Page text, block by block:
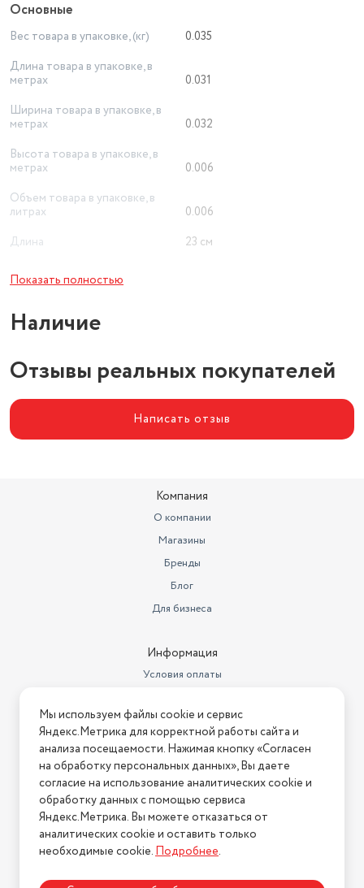
Основные
Вес товара в упаковке, (кг)
0.035
Длина товара в упаковке, в
метрах
0.031
Ширина товара в упаковке, в
метрах
0.032
Высота товара в упаковке, в
метрах
0.006
Объем товара в упаковке, в
литрах
0.006
Длина
23 см
Ширина
Показать полностью
Наличие
Отзывы реальных покупателей
Написать отзыв
Компания
О компании
Магазины
Бренды
Блог
Для бизнеса
Информация
Условия оплаты
Условия возврата
Нашли ошибку на сайте? Напишите нам
2026 © Интернет-магазин "АстМаркет". У нас есть всё!
Политика конфиденциальности
Мы используем файлы cookie и сервис
Яндекс.Метрика для корректной работы сайта и
анализа посещаемости. Нажимая кнопку «Согласен
на обработку персональных данных», Вы даете
согласие на использование аналитических cookie и
обработку данных с помощью сервиса
Яндекс.Метрика. Вы можете отказаться от
аналитических cookie и оставить только
необходимые cookie.Подробнее.